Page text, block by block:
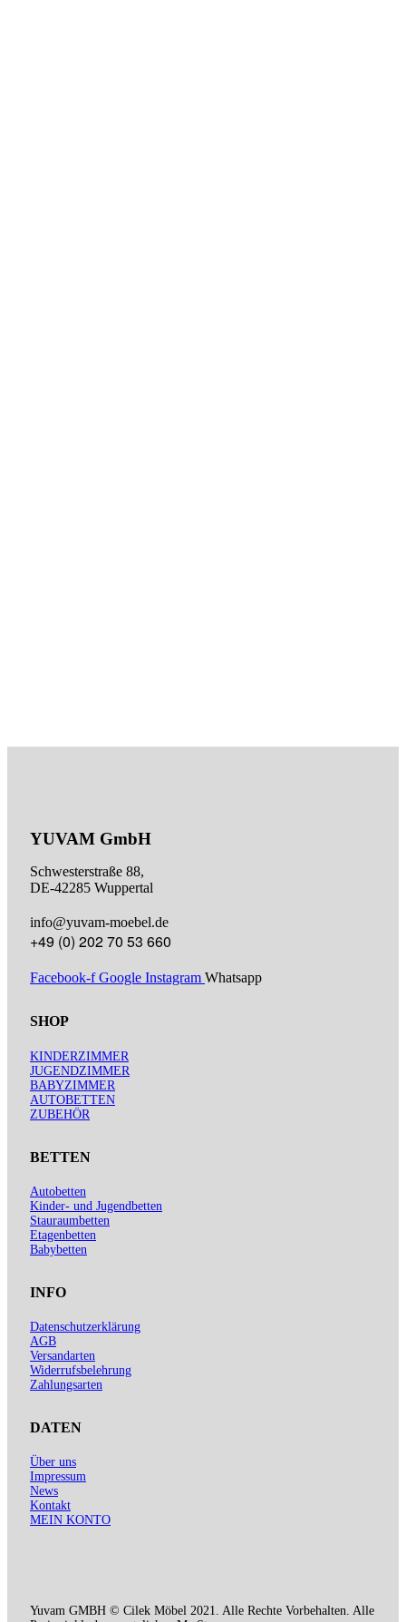
YUVAM GmbH
Schwesterstraße 88,
DE-42285 Wuppertal
info@yuvam-moebel.de
+49 (0) 202 70 53 660
Facebook-f Google Instagram Whatsapp
SHOP
KINDERZIMMER
JUGENDZIMMER
BABYZIMMER
AUTOBETTEN
ZUBEHÖR
BETTEN
Autobetten
Kinder- und Jugendbetten
Stauraumbetten
Etagenbetten
Babybetten
INFO
Datenschutzerklärung
AGB
Versandarten
Widerrufsbelehrung
Zahlungsarten
DATEN
Über uns
Impressum
News
Kontakt
MEIN KONTO
Yuvam GMBH © Cilek Möbel 2021. Alle Rechte Vorbehalten. Alle